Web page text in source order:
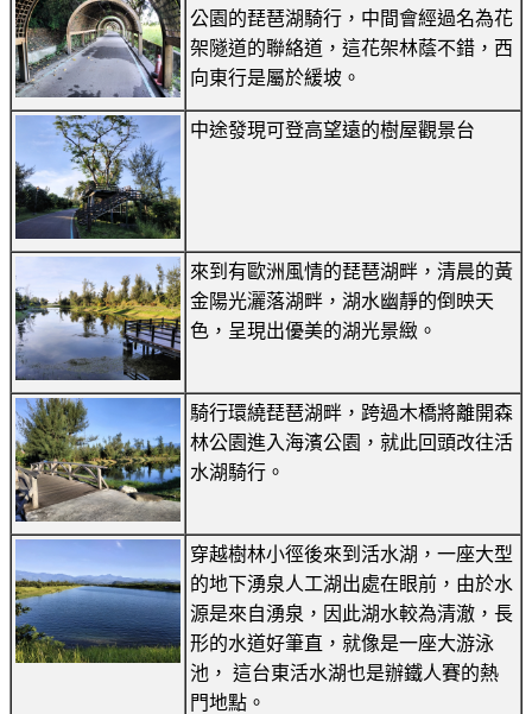
公園的琵琶湖騎行，中間會經過名為花
架隧道的聯絡道，這花架林蔭不錯，西
向東行是屬於緩坡。
中途發現可登高望遠的樹屋觀景台
來到有歐洲風情的琵琶湖畔，清晨的黃
金陽光灑落湖畔，湖水幽靜的倒映天
色，呈現出優美的湖光景緻。
騎行環繞琵琶湖畔，跨過木橋將離開森
林公園進入海濱公園，就此回頭改往活
水湖騎行。
穿越樹林小徑後來到活水湖，一座大型
的地下湧泉人工湖出處在眼前，由於水
源是來自湧泉，因此湖水較為清澈，長
形的水道好筆直，就像是一座大游泳
池， 這台東活水湖也是辦鐵人賽的熱
門地點。